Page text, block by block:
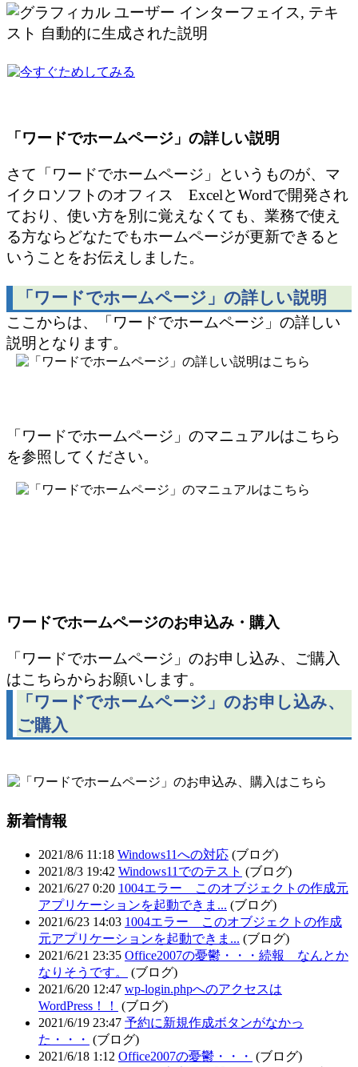
「ワードでホームページ」の詳しい説明
さて「ワードでホームページ」というものが、マ
イクロソフトのオフィス ExcelとWordで開発され
ており、使い方を別に覚えなくても、業務で使え
る方ならどなたでもホームページが更新できると
いうことをお伝えしました。
「ワードでホームページ」の詳しい説明
ここからは、「ワードでホームページ」の詳しい
説明となります。
「ワードでホームページ」のマニュアルはこちら
を参照してください。
ワードでホームページのお申込み・購入
「ワードでホームページ」のお申し込み、ご購入
はこちらからお願いします。
「ワードでホームページ」のお申し込み、
ご購入
新着情報
2021/8/6 11:18 Windows11への対応 (ブログ)
2021/8/3 19:42 Windows11でのテスト (ブログ)
2021/6/27 0:20 1004エラー このオブジェクトの作成元
アプリケーションを起動できま... (ブログ)
2021/6/23 14:03 1004エラー このオブジェクトの作成
元アプリケーションを起動できま... (ブログ)
2021/6/21 23:35 Office2007の憂鬱・・・続報 なんとか
なりそうです。
(ブログ)
2021/6/20 12:47 wp-login.phpへのアクセスは
WordPress！！
(ブログ)
2021/6/19 23:47 予約に新規作成ボタンがなかっ
た・・・ (ブログ)
2021/6/18 1:12 Office2007の憂鬱・・・ (ブログ)